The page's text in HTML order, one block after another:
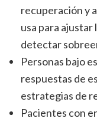
recuperación y
usa para
detectar
Personas bajo
respuestas de
estrategias de
Pacientes con